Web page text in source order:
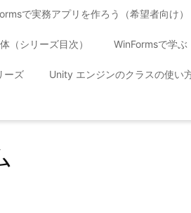
で実務アプリを作ろう（希望者向け）
（シリーズ目次） WinFormsで学ぶ
ーズ Unity エンジンのクラスの使い